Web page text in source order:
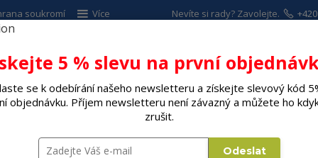
soukromí Více
Hledat
Nevíte si rady? Zavolejte.
SPOTŘEBIČE ELEKTRO DÍLNA A
popela
5 % slevu na první
se k odebírání našeho newsletteru a získejte slevový kód
objednávku. Příjem newsletteru není závazný a můžete ho
zrušit.
Odeslat